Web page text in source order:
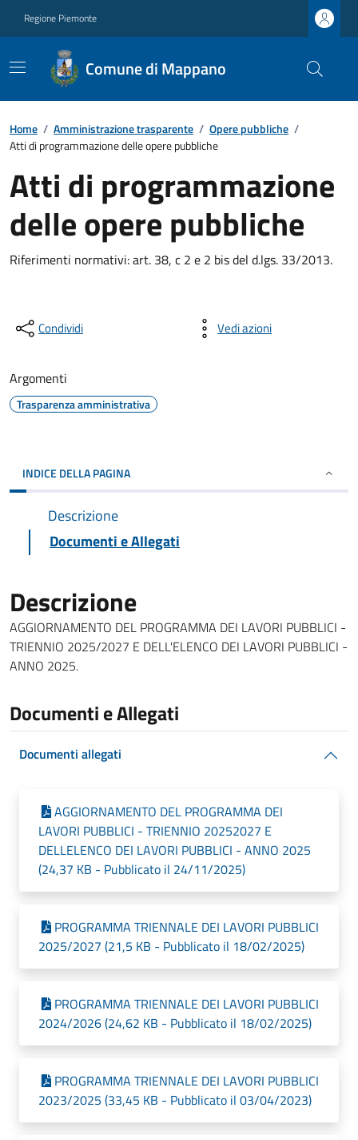
Regione Piemonte
Comune di Mappano
Home / Amministrazione trasparente / Opere pubbliche /
Atti di programmazione delle opere pubbliche
Atti di programmazione
delle opere pubbliche
Riferimenti normativi: art. 38, c 2 e 2 bis del d.lgs. 33/2013.
Condividi Vedi azioni
Argomenti
Trasparenza amministrativa
INDICE DELLA PAGINA
Descrizione
Documenti e Allegati
Descrizione
AGGIORNAMENTO DEL PROGRAMMA DEI LAVORI PUBBLICI -
TRIENNIO 2025/2027 E DELL'ELENCO DEI LAVORI PUBBLICI -
ANNO 2025.
Documenti e Allegati
Documenti allegati
AGGIORNAMENTO DEL PROGRAMMA DEI
LAVORI PUBBLICI - TRIENNIO 20252027 E
DELLELENCO DEI LAVORI PUBBLICI - ANNO 2025
(24,37 KB - Pubblicato il 24/11/2025)
PROGRAMMA TRIENNALE DEI LAVORI PUBBLICI
2025/2027 (21,5 KB - Pubblicato il 18/02/2025)
PROGRAMMA TRIENNALE DEI LAVORI PUBBLICI
2024/2026 (24,62 KB - Pubblicato il 18/02/2025)
PROGRAMMA TRIENNALE DEI LAVORI PUBBLICI
2023/2025 (33,45 KB - Pubblicato il 03/04/2023)